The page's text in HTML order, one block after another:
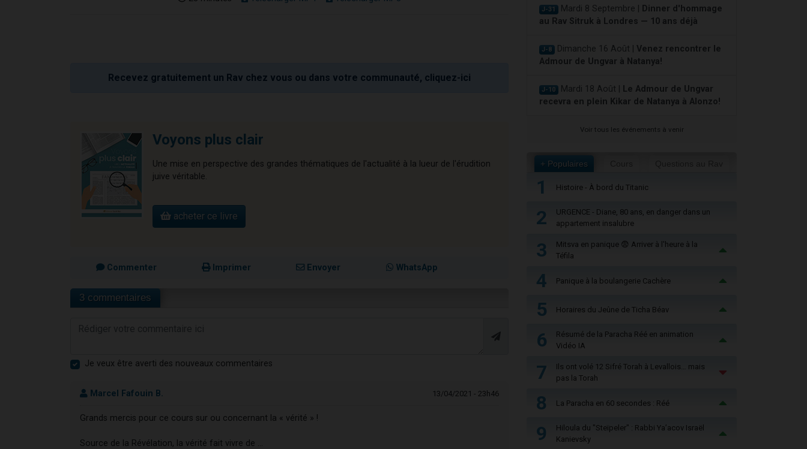
Recevez gratuitement un Rav chez vous ou dans votre communauté, cliquez-ici
Voyons plus clair
Une mise en perspective des grandes thématiques de l'actualité à la lueur de l'érudition
juive véritable.
acheter ce livre
Commenter Imprimer Envoyer WhatsApp
3 commentaires
Je veux être averti des nouveaux commentaires
Marcel Fafouin B. 13/04/2021 - 23h46
Grands mercis pour ce cours sur ou concernant la « vérité » !
Source de la Révélation, la vérité fait vivre de …
J-31 Mardi 8 Septembre |
Dinner d'hommage
au Rav Sitruk à Londres — 10 ans déjà
J-8 Dimanche 16 Août | Venez rencontrer le
Admour de Ungvar à Natanya!
J-10 Mardi 18 Août |
Le Admour de Ungvar
recevra en plein Kikar de Natanya à Alonzo!
Voir tous les événements à venir
+ Populaires
1 Histoire - À bord du Titanic
2
URGENCE - Diane, 80 ans, en danger dans un
appartement insalubre
3
Mitsva en panique 😨 Arriver à l'heure à la
Téfila
4 Panique à la boulangerie Cachère
5 Horaires du Jeûne de Ticha Béav
6
Résumé de la Paracha Réé en animation
Vidéo IA
7
Ils ont volé 12 Sifré Torah à Levallois… mais
pas la Torah
8 La Paracha en 60 secondes : Réé
9
Hiloula du "Steïpeler" : Rabbi Ya’acov Israël
Kanievsky